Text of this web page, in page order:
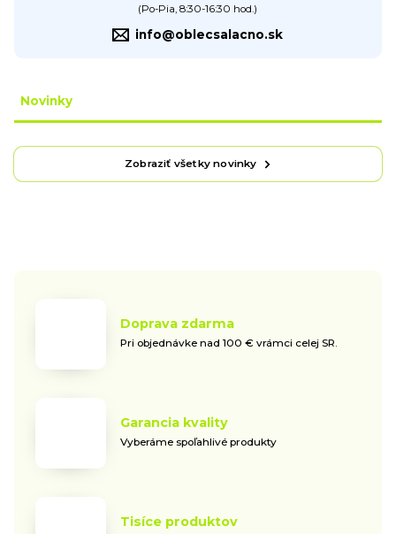
(Po-Pia, 8:30-16:30 hod.)
info@oblecsalacno.sk
Novinky
Zobraziť všetky novinky
Doprava zdarma
Pri objednávke nad 100 € vrámci celej SR.
Garancia kvality
Vyberáme spoľahlivé produkty
Tisíce produktov